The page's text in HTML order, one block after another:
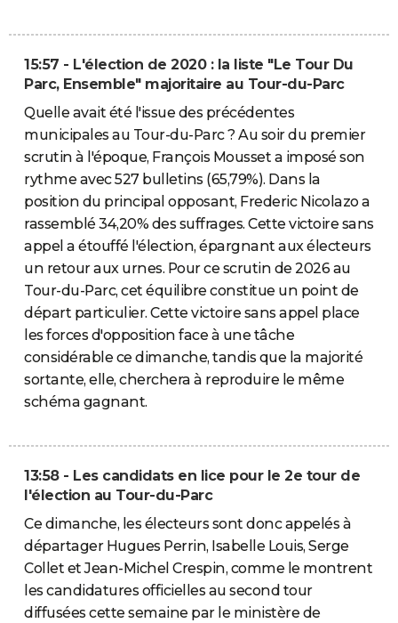
15:57 - L'élection de 2020 : la liste "Le Tour Du
Parc, Ensemble" majoritaire au Tour-du-Parc
Quelle avait été l'issue des précédentes
municipales au Tour-du-Parc ? Au soir du premier
scrutin à l'époque, François Mousset a imposé son
rythme avec 527 bulletins (65,79%). Dans la
position du principal opposant, Frederic Nicolazo a
rassemblé 34,20% des suffrages. Cette victoire sans
appel a étouffé l'élection, épargnant aux électeurs
un retour aux urnes. Pour ce scrutin de 2026 au
Tour-du-Parc, cet équilibre constitue un point de
départ particulier. Cette victoire sans appel place
les forces d'opposition face à une tâche
considérable ce dimanche, tandis que la majorité
sortante, elle, cherchera à reproduire le même
schéma gagnant.
13:58 - Les candidats en lice pour le 2e tour de
l'élection au Tour-du-Parc
Ce dimanche, les électeurs sont donc appelés à
départager Hugues Perrin, Isabelle Louis, Serge
Collet et Jean-Michel Crespin, comme le montrent
les candidatures officielles au second tour
diffusées cette semaine par le ministère de